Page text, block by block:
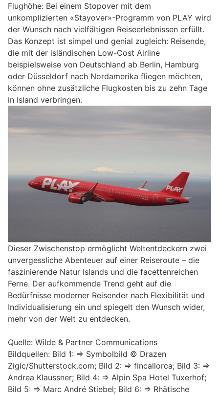
Flughöhe: Bei einem Stopover mit dem
unkomplizierten «Stayover»-Programm von PLAY wird
der Wunsch nach vielfältigen Reiseerlebnissen erfüllt.
Das Konzept ist simpel und genial zugleich: Reisende,
die mit der isländischen Low-Cost Airline
beispielsweise von Deutschland ab Berlin, Hamburg
oder Düsseldorf nach Nordamerika fliegen möchten,
können ohne zusätzliche Flugkosten bis zu zehn Tage
in Island verbringen.
Dieser Zwischenstop ermöglicht Weltentdeckern zwei
unvergessliche Abenteuer auf einer Reiseroute – die
faszinierende Natur Islands und die facettenreichen
Ferne. Der aufkommende Trend geht auf die
Bedürfnisse moderner Reisender nach Flexibilität und
Individualisierung ein und spiegelt den Wunsch wider,
mehr von der Welt zu entdecken.
Quelle: Wilde & Partner Communications
Bildquellen: Bild 1: => Symbolbild © Drazen
Zigic/Shutterstock.com; Bild 2: => fincallorca; Bild 3: =>
Andrea Klaussner; Bild 4: => Alpin Spa Hotel Tuxerhof;
Bild 5: => Marc André Stiebel; Bild 6: => Rhätische